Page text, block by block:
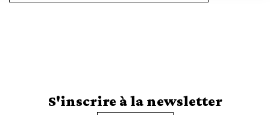
S'inscrire à la newsletter